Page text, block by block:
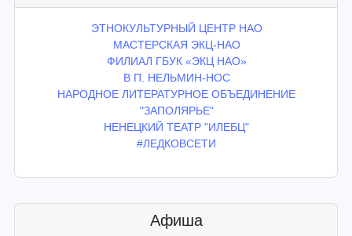
ЭТНОКУЛЬТУРНЫЙ ЦЕНТР НАО
МАСТЕРСКАЯ ЭКЦ-НАО
ФИЛИАЛ ГБУК «ЭКЦ НАО»
В П. НЕЛЬМИН-НОС
НАРОДНОЕ ЛИТЕРАТУРНОЕ ОБЪЕДИНЕНИЕ
"ЗАПОЛЯРЬЕ"
НЕНЕЦКИЙ ТЕАТР "ИЛЕБЦ"
#ЛЕДКОВСЕТИ
Афиша